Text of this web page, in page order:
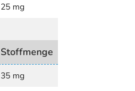
25 mg
Stoffmenge
35 mg